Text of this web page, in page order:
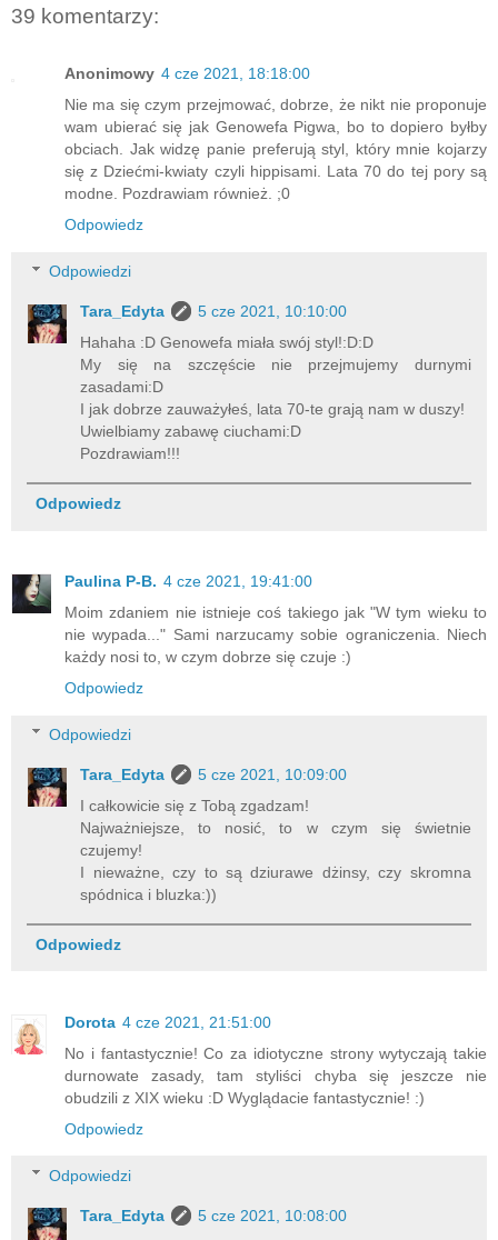
39 komentarzy:
Anonimowy 4 cze 2021, 18:18:00
Nie ma się czym przejmować, dobrze, że nikt nie proponuje
wam ubierać się jak Genowefa Pigwa, bo to dopiero byłby
obciach. Jak widzę panie preferują styl, który mnie kojarzy
się z Dziećmi-kwiaty czyli hippisami. Lata 70 do tej pory są
modne. Pozdrawiam również. ;0
Odpowiedz
Odpowiedzi
Tara_Edyta
5 cze 2021, 10:10:00
Hahaha :D Genowefa miała swój styl!:D:D
My się na szczęście nie przejmujemy durnymi
zasadami:D
I jak dobrze zauważyłeś, lata 70-te grają nam w duszy!
Uwielbiamy zabawę ciuchami:D
Pozdrawiam!!!
Odpowiedz
Paulina P-B. 4 cze 2021, 19:41:00
Moim zdaniem nie istnieje coś takiego jak "W tym wieku to
nie wypada..." Sami narzucamy sobie ograniczenia. Niech
każdy nosi to, w czym dobrze się czuje :)
Odpowiedz
Odpowiedzi
Tara_Edyta
5 cze 2021, 10:09:00
I całkowicie się z Tobą zgadzam!
Najważniejsze, to nosić, to w czym się świetnie
czujemy!
I nieważne, czy to są dziurawe dżinsy, czy skromna
spódnica i bluzka:))
Odpowiedz
Dorota 4 cze 2021, 21:51:00
No i fantastycznie! Co za idiotyczne strony wytyczają takie
durnowate zasady, tam styliści chyba się jeszcze nie
obudzili z XIX wieku :D Wyglądacie fantastycznie! :)
Odpowiedz
Odpowiedzi
Tara_Edyta
5 cze 2021, 10:08:00